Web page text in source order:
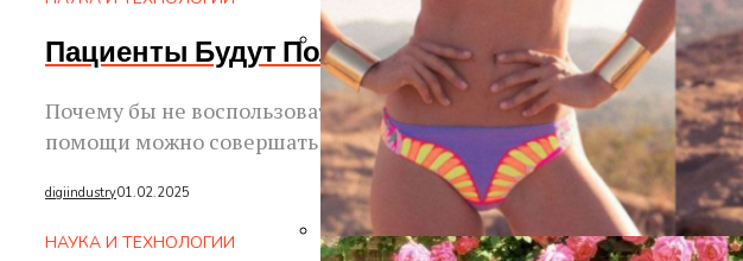
Украшение Забора Из Рабицы Своими
Пациенты Будут Получать SMS С Напоминанием
Почему бы не воспользоваться новыми технологическими
помощи можно совершать с помощью SMS-сообщения. Пациенту
digiindustry01.02.2025
НАУКА И ТЕХНОЛОГИИ